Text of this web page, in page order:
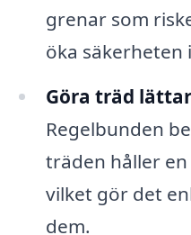
grenar som
öka
Göra träd
Regelbunden
träden håller
vilket gör det
dem.